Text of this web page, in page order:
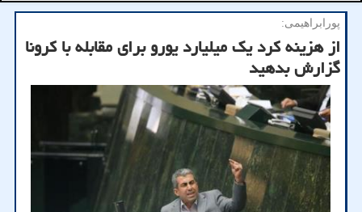
پورابراهیمی:
از هزینه كرد یك میلیارد یورو برای مقابله با كرونا
گزارش بدهید